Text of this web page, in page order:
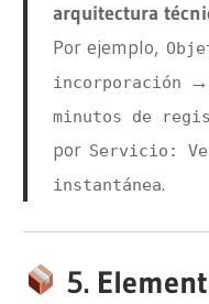
arquitectura
Por ejemplo,
incorporación
→
minutos de
por Servicio:
instantánea.
5.